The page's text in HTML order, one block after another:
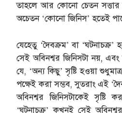
তাহলে আর কোনো চেতন সত্তার
অচেতন ‘কোনো জিনিস’ হতেই
যেহেতু ‘দৈবক্রম’ বা ‘ঘটনাচক্র’
সেই অবিনশ্বর জিনিসটা নয়,
যে, ‘অন্য কিছু’ সৃষ্টি হওয়া
পক্ষেই করা সম্ভব, সুতরাং এই
অবিনশ্বর জিনিসটাকেই সৃষ্টি
‘ঘটনাচক্র’ কখনই সেই